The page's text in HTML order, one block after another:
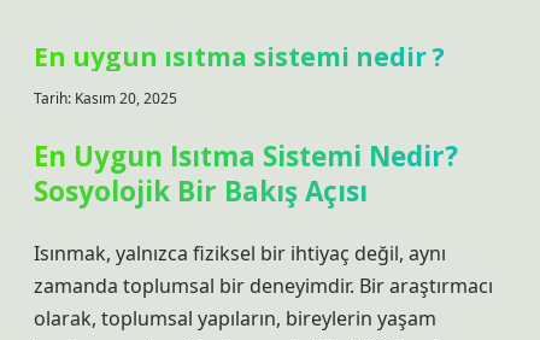
En uygun ısıtma sistemi nedir ?
Tarih: Kasım 20, 2025
En Uygun Isıtma Sistemi Nedir?
Sosyolojik Bir Bakış Açısı
Isınmak, yalnızca fiziksel bir ihtiyaç değil, aynı
zamanda toplumsal bir deneyimdir. Bir araştırmacı
olarak, toplumsal yapıların, bireylerin yaşam